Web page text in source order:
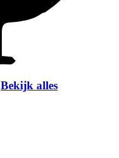
Bekijk alles